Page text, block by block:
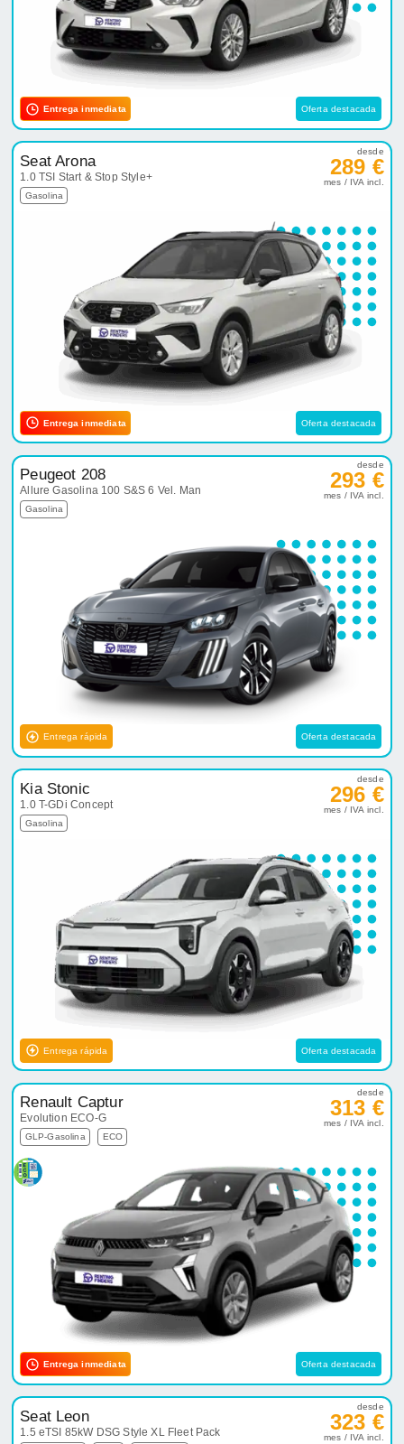
Entrega inmediata Oferta destacada
Seat Arona
1.0 TSI Start & Stop Style+
Gasolina
desde
289 €
mes / IVA incl.
Entrega inmediata Oferta destacada
Peugeot 208
Allure Gasolina 100 S&S 6 Vel. Man
Gasolina
desde
293 €
mes / IVA incl.
Entrega rápida Oferta destacada
Kia Stonic
1.0 T-GDi Concept
Gasolina
desde
296 €
mes / IVA incl.
Entrega rápida Oferta destacada
Renault Captur
Evolution ECO-G
GLP-Gasolina ECO
desde
313 €
mes / IVA incl.
Entrega inmediata Oferta destacada
Seat Leon
1.5 eTSI 85kW DSG Style XL Fleet Pack
desde
323 €
mes / IVA incl.